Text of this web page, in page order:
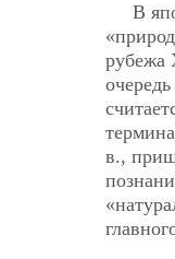
В
рубежа
в.,